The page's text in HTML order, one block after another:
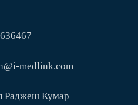
medlink.com
Раджеш Кумар